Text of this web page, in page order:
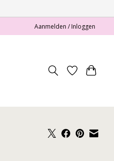
Aanmelden / Inloggen